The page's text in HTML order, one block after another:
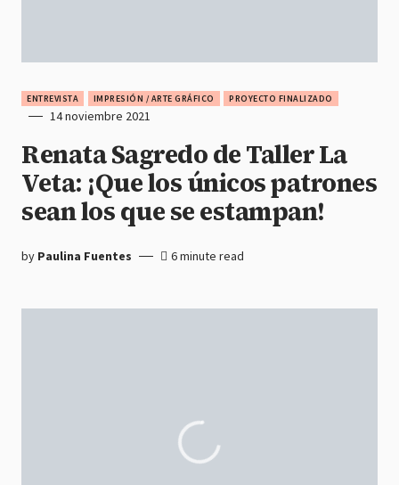
ENTREVISTA IMPRESIÓN / ARTE GRÁFICO PROYECTO FINALIZADO
14 noviembre 2021
Renata Sagredo de Taller La
Veta: ¡Que los únicos patrones
sean los que se estampan!
by Paulina Fuentes 6 minute read